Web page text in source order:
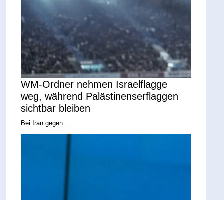
WM-Ordner nehmen Israelflagge
weg, während Palästinenserflaggen
sichtbar bleiben
Bei Iran gegen ...